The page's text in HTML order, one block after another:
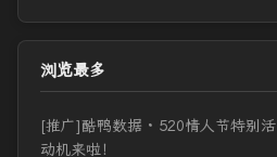
浏览最多
[推广]酷鸭数据 · 520情人节特别活
动机来啦！